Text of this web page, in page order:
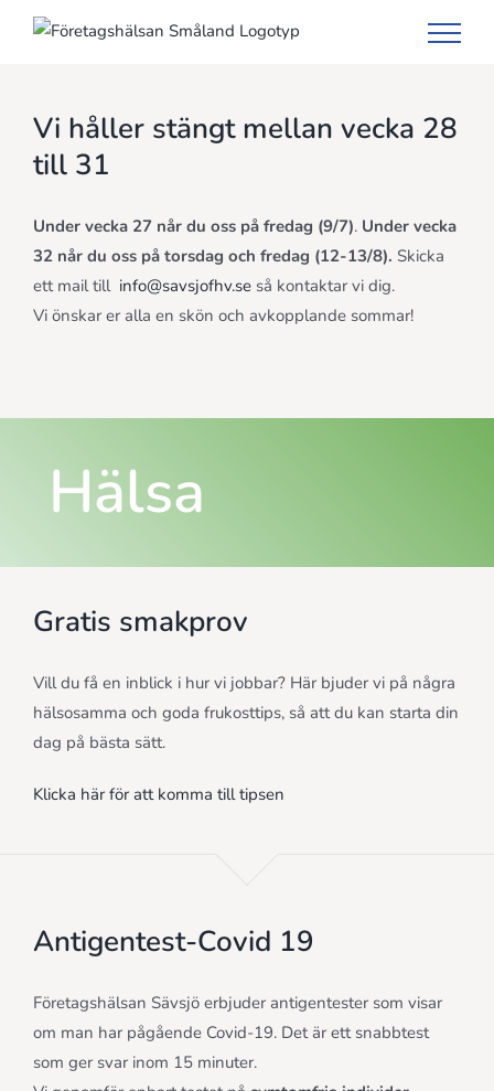
Fortsätt
Vi håller stängt mellan vecka 28
till 31
Under vecka 27 når du oss på fredag (9/7). Under vecka
32 når du oss på torsdag och fredag (12-13/8). Skicka
ett mail till info@savsjofhv.seså kontaktar vi dig.
Vi önskar er alla en skön och avkopplande sommar!
Hälsa
Gratis smakprov
Vill du få en inblick i hur vi jobbar? Här bjuder vi på några
hälsosamma och goda frukosttips, så att du kan starta din
dag på bästa sätt.
Klicka här för att komma till tipsen
Antigentest-Covid 19
Företagshälsan Sävsjö erbjuder antigentester som visar
om man har pågående Covid-19. Det är ett snabbtest
som ger svar inom 15 minuter.